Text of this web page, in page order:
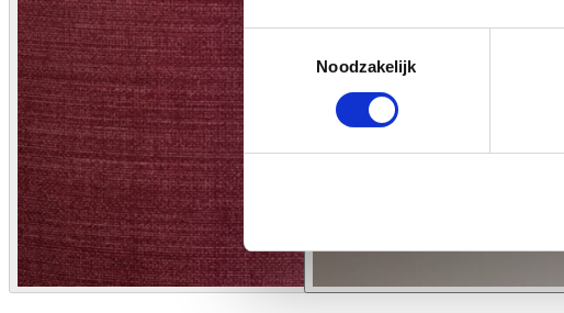
Toestemmingsselectie
Noodzakelijk